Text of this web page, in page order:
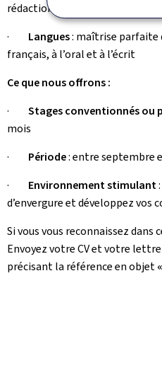
rédactionnelles
· Langues: maîtrise parfaite
français, à l’oral et à l’écrit
Ce que nous offrons :
· Stages conventionnés ou
mois
· Période: entre septembre
· Environnement stimulant
d’envergure et développez
Si vous vous reconnaissez dans
Envoyez votre CV et votre
précisant la référence en objet